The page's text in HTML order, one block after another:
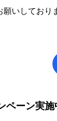
いしてお
ペーン実施